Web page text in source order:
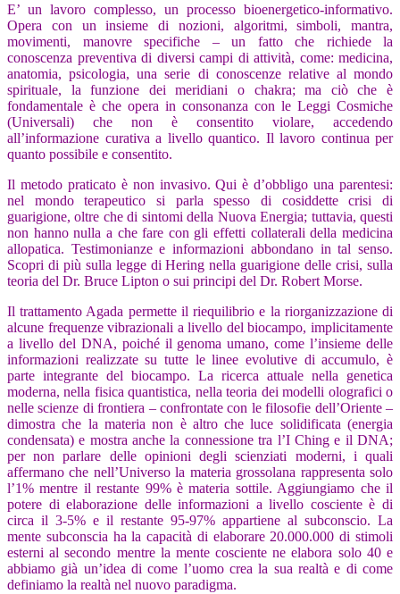
E’ un lavoro complesso, un processo bioenergetico-informativo.
Opera con un insieme di nozioni, algoritmi, simboli, mantra,
movimenti, manovre specifiche – un fatto che richiede la
conoscenza preventiva di diversi campi di attività, come: medicina,
anatomia, psicologia, una serie di conoscenze relative al mondo
spirituale, la funzione dei meridiani o chakra; ma ciò che è
fondamentale è che opera in consonanza con le Leggi Cosmiche
(Universali) che non è consentito violare, accedendo
all’informazione curativa a livello quantico. Il lavoro continua per
quanto possibile e consentito.
Il metodo praticato è non invasivo. Qui è d’obbligo una parentesi:
nel mondo terapeutico si parla spesso di cosiddette crisi di
guarigione, oltre che di sintomi della Nuova Energia; tuttavia, questi
non hanno nulla a che fare con gli effetti collaterali della medicina
allopatica. Testimonianze e informazioni abbondano in tal senso.
Scopri di più sulla legge di Hering nella guarigione delle crisi, sulla
teoria del Dr. Bruce Lipton o sui principi del Dr. Robert Morse.
Il trattamento Agada permette il riequilibrio e la riorganizzazione di
alcune frequenze vibrazionali a livello del biocampo, implicitamente
a livello del DNA, poiché il genoma umano, come l’insieme delle
informazioni realizzate su tutte le linee evolutive di accumulo, è
parte integrante del biocampo. La ricerca attuale nella genetica
moderna, nella fisica quantistica, nella teoria dei modelli olografici o
nelle scienze di frontiera – confrontate con le filosofie dell’Oriente –
dimostra che la materia non è altro che luce solidificata (energia
condensata) e mostra anche la connessione tra l’I Ching e il DNA;
per non parlare delle opinioni degli scienziati moderni, i quali
affermano che nell’Universo la materia grossolana rappresenta solo
l’1% mentre il restante 99% è materia sottile. Aggiungiamo che il
potere di elaborazione delle informazioni a livello cosciente è di
circa il 3-5% e il restante 95-97% appartiene al subconscio. La
mente subconscia ha la capacità di elaborare 20.000.000 di stimoli
esterni al secondo mentre la mente cosciente ne elabora solo 40 e
abbiamo già un’idea di come l’uomo crea la sua realtà e di come
definiamo la realtà nel nuovo paradigma.